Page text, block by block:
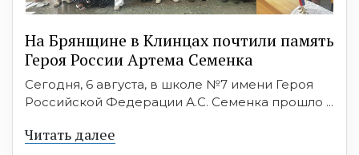
На Брянщине в Клинцах почтили память
Героя России Артема Семенка
Сегодня, 6 августа, в школе №7 имени Героя
Российской Федерации А.С. Семенка прошло ...
Читать далее